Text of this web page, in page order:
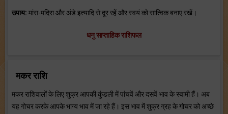
उपाय: मांस-मदिरा और अंडे इत्यादि से दूर रहें और स्वयं को सात्विक बनाए रखें।
धनु साप्ताहिक राशिफल
मकर राशि
मकर राशिवालों के लिए शुक्र आपकी कुंडली में पांचवें और दसवें भाव के स्वामी हैं। अब
यह गोचर करके आपके भाग्य भाव में जा रहे हैं। इस भाव में शुक्र ग्रह के गोचर को अच्छे